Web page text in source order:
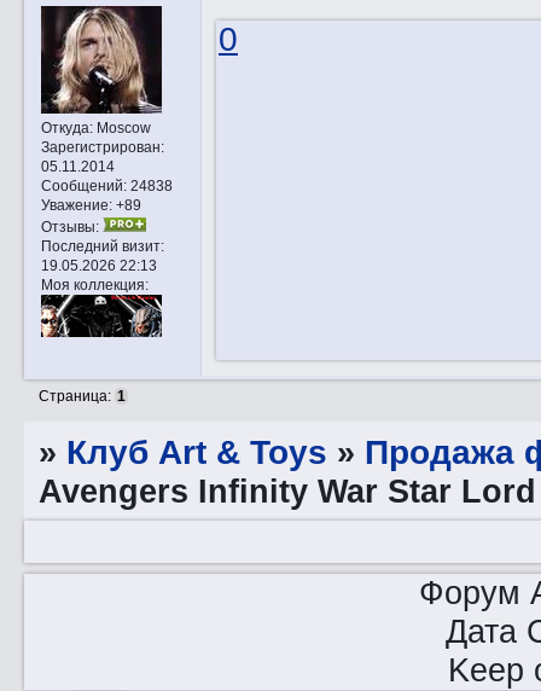
Откуда:Moscow
Зарегистрирован:
05.11.2014
Сообщений:24838
Уважение: +89
Отзывы:
Последний визит:
19.05.2026 22:13
Моя коллекция:
0
Страница: 1
» Клуб Art & Toys » Продажа
Avengers Infinity War Star Lord
Форум
Дата
Keep